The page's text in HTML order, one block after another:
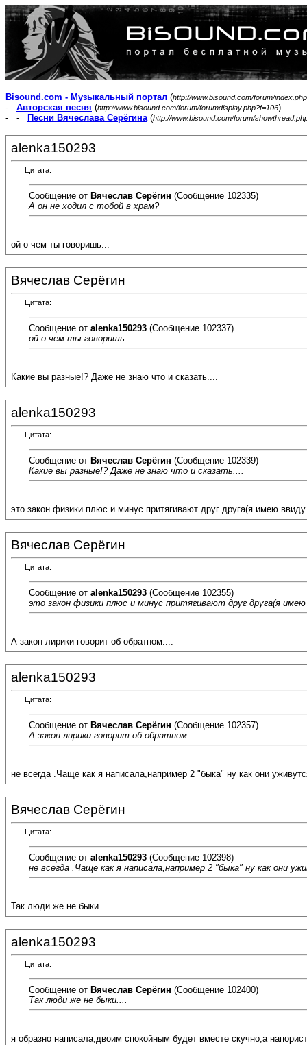
Bisound.com - Музыкальный портал (http://www.bisound.com/forum/index.php
- Авторская песня (http://www.bisound.com/forum/forumdisplay.php?f=106)
- -
Песни Вячеслава Серёгина(http://www.bisound.com/forum/
alenka150293
Цитата:
Сообщение от Вячеслав Серёгин (Сообщение 102335)
А он не ходил с тобой в храм?
ой о чем ты говоришь...
Вячеслав Серёгин
Цитата:
Сообщение от alenka150293 (Сообщение 102337)
ой о чем ты говоришь...
Какие вы разные!? Даже не знаю что и сказать....
alenka150293
Цитата:
Сообщение от Вячеслав Серёгин (Сообщение 102339)
Какие вы разные!? Даже не знаю что и сказать....
это закон физики плюс и минус притягивают друг друга(я имею ввиду
Вячеслав Серёгин
Цитата:
Сообщение от alenka150293 (Сообщение 102355)
это закон физики плюс и минус притягивают друг друга(я
А закон лирики говорит об обратном....
alenka150293
Цитата:
Сообщение от Вячеслав Серёгин (Сообщение 102357)
А закон лирики говорит об обратном....
не всегда .Чаще как я написала,например 2 "быка" ну как они
Вячеслав Серёгин
Цитата:
Сообщение от alenka150293 (Сообщение 102398)
не всегда .Чаще как я написала,например 2 "быка" ну как они
Так люди же не быки....
alenka150293
Цитата:
Сообщение от Вячеслав Серёгин (Сообщение 102400)
Так люди же не быки....
я образно написала,двоим спокойным будет вместе скучно,а